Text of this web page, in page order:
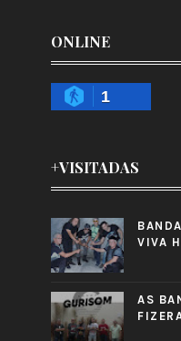
ONLINE
1
+VISITADAS
VIVA
AS